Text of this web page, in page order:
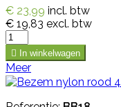
€ 23,99 incl. btw
€ 19,83 excl. btw
 In winkelwagen
Meer